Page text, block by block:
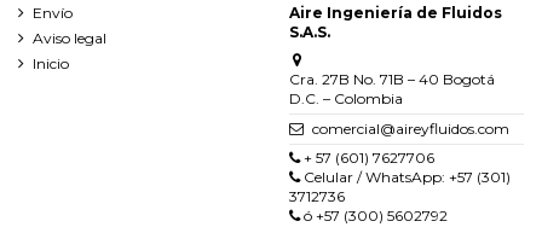
Envío
Aviso legal
Inicio
Aire Ingeniería de Fluidos
S.A.S.
Cra. 27B No. 71B – 40 Bogotá
D.C. – Colombia
comercial@aireyfluidos.com
+ 57 (601) 7627706
Celular / WhatsApp: +57 (301)
3712736
ó +57 (300) 5602792